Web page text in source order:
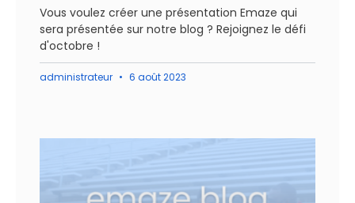
Vous voulez créer une présentation Emaze qui
sera présentée sur notre blog ? Rejoignez le défi
d'octobre !
administrateur 6 août 2023